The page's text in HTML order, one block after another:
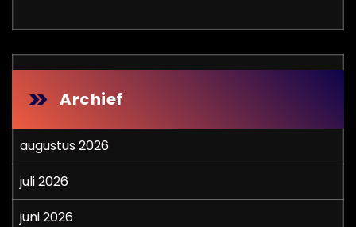
Archief
augustus 2026
juli 2026
juni 2026